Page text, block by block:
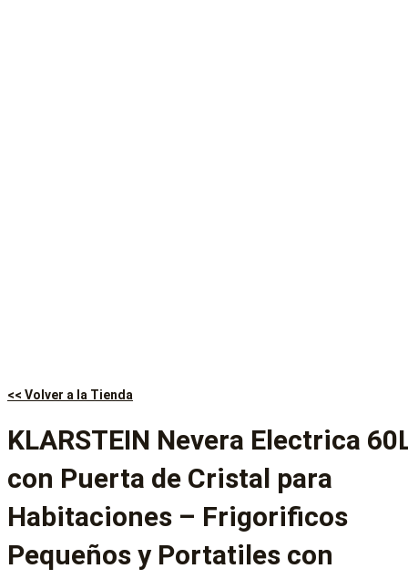
<< Volver a la Tienda
KLARSTEIN Nevera Electrica
con Puerta de Cristal para
Habitaciones – Frigorificos
Pequeños y Portatiles con